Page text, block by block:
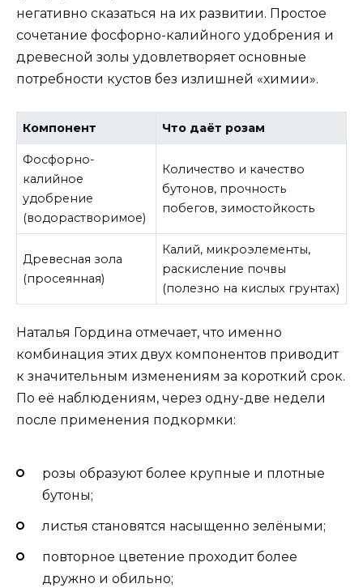
негативно сказаться на их развитии. Простое
сочетание фосфорно-калийного удобрения и
древесной золы удовлетворяет основные
потребности кустов без излишней «химии».
Компонент Что даёт розам
Фосфорно-
калийное
удобрение
(водорастворимое)
Количество и качество
бутонов, прочность
побегов, зимостойкость
Древесная зола
(просеянная)
Калий, микроэлементы,
раскисление почвы
(полезно на кислых грунтах)
Наталья Гордина отмечает, что именно
комбинация этих двух компонентов приводит
к значительным изменениям за короткий срок.
По её наблюдениям, через одну-две недели
после применения подкормки:
розы образуют более крупные и плотные
бутоны;
листья становятся насыщенно зелёными;
повторное цветение проходит более
дружно и обильно;